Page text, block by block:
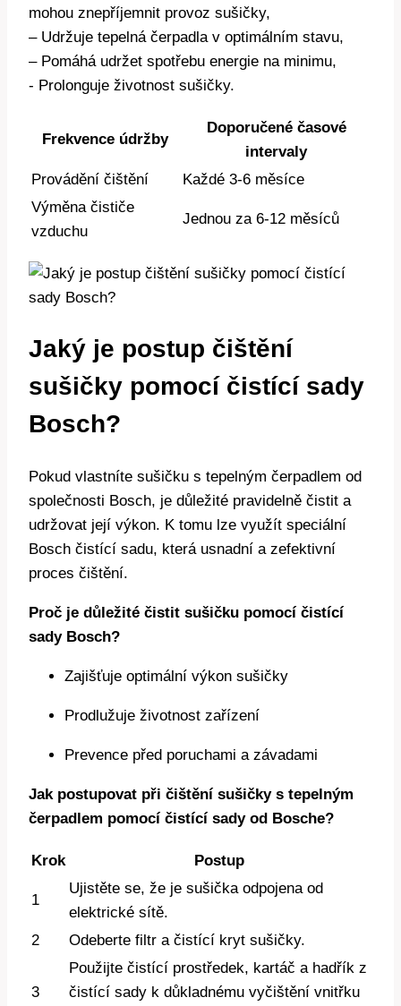
mohou⁢ znepříjemnit‌ provoz ⁣sušičky,
– Udržuje ⁢tepelná ‍čerpadla v⁣ optimálním stavu,
– ⁣Pomáhá udržet spotřebu energie na ⁢minimu,
-‌ Prolonguje životnost sušičky.
Frekvence​ údržby
Doporučené časové
intervaly
Provádění čištění
Každé 3-6 měsíce
Výměna čističe
vzduchu
Jednou ‌za 6-12 měsíců
Jaký je postup čištění⁣
sušičky​ pomocí ​čistící ‌sady
Bosch?
Pokud⁣ vlastníte sušičku ‌s tepelným⁣ čerpadlem od
společnosti Bosch, je ⁢důležité pravidelně‍ čistit a​
udržovat její výkon. K​ tomu lze využít speciální
Bosch čistící sadu, která usnadní a zefektivní
proces ⁣čištění.
Proč ​je důležité čistit sušičku pomocí ⁤čistící
sady ​Bosch?
Zajišťuje optimální výkon ⁣sušičky
Prodlužuje ​životnost zařízení
Prevence před poruchami a​ závadami
Jak postupovat při čištění ⁤sušičky s tepelným
čerpadlem pomocí čistící sady od Bosche?
Krok Postup
1
Ujistěte se, že ⁣je⁣ sušička odpojena od
elektrické⁢ sítě.
2
Odeberte filtr a čistící kryt sušičky.
3
Použijte⁢ čistící prostředek, kartáč ​a hadřík z
čistící ​sady k důkladnému ⁤vyčištění vnitřku